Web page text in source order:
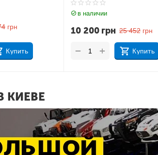
452 грн
Купить
в наличии
3 061грн
Купить
+
−
КИЕВЕ